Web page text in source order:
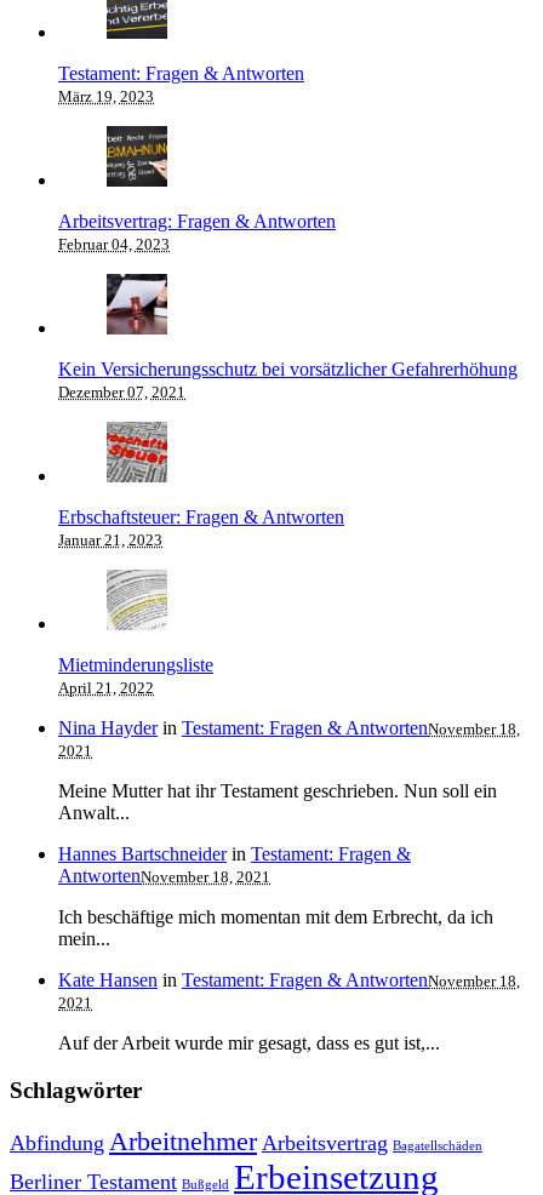
Testament: Fragen & Antworten
März 19, 2023
Arbeitsvertrag: Fragen & Antworten
Februar 04, 2023
Kein Versicherungsschutz bei vorsätzlicher Gefahrerhöhung
Dezember 07, 2021
Erbschaftsteuer: Fragen & Antworten
Januar 21, 2023
Mietminderungsliste
April 21, 2022
Nina Hayder in Testament: Fragen & AntwortenNovember 18,
2021
Meine Mutter hat ihr Testament geschrieben. Nun soll ein
Anwalt...
Hannes Bartschneider in Testament: Fragen &
AntwortenNovember 18, 2021
Ich beschäftige mich momentan mit dem Erbrecht, da ich
mein...
Kate Hansen in Testament: Fragen & AntwortenNovember 18,
2021
Auf der Arbeit wurde mir gesagt, dass es gut ist,...
Schlagwörter
Abfindung Arbeitnehmer Arbeitsvertrag Bagatellschäden
Berliner Testament Bußgeld Erbeinsetzung